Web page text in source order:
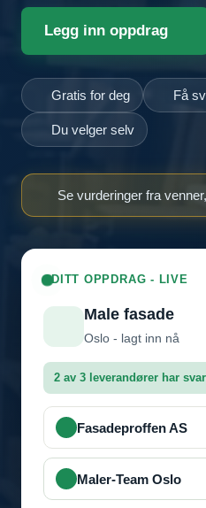
Legg inn oppdrag
Gratis for deg Få
Du velger selv
Se vurderinger fra
DITT OPPDRAG - LIVE
Male fasade
Oslo - lagt inn nå
2 av 3 leverandører har
Fasadeproffen AS
Maler-Team Oslo